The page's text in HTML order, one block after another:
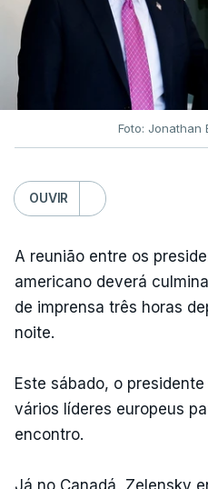
Foto: Jonathan
OUVIR
A reunião entre os
americano deverá
de imprensa três horas
noite.
Este sábado, o
vários líderes europeus
encontro.
Já no Canadá, Zelensky